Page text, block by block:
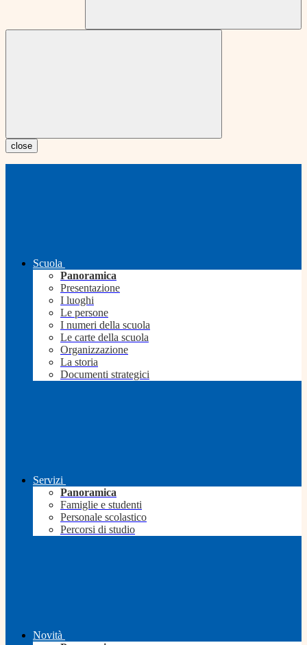
close
Scuola
Panoramica
Presentazione
I luoghi
Le persone
I numeri della scuola
Le carte della scuola
Organizzazione
La storia
Documenti strategici
Servizi
Panoramica
Famiglie e studenti
Personale scolastico
Percorsi di studio
Novità